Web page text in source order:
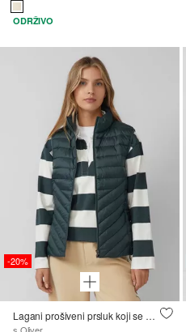
ODRŽIVO
-20%
Lagani prošiveni prsluk koji se može složiti s ovratnikom